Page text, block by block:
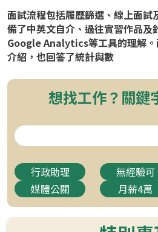
面試流程包括履歷篩選、線上面試
備了中英文自介、過往實習作品及
Google Analytics等工具的理解。
介紹，也回答了統計與數
想找工作？關鍵
行政助理 無經驗可
媒體公關
月薪4萬